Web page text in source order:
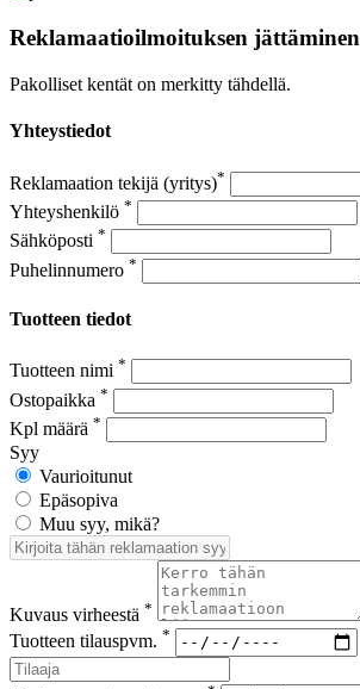
Reklamaatioilmoituksen jättäminen
Pakolliset kentät on merkitty tähdellä.
Yhteystiedot
Reklamaation tekijä (yritys)*
Yhteyshenkilö *
Sähköposti *
Puhelinnumero *
Tuotteen tiedot
Tuotteen nimi *
Ostopaikka *
Kpl määrä *
Syy
Vaurioitunut
Epäsopiva
Muu syy, mikä?
Kuvaus virheestä *
Tuotteen tilauspvm. *